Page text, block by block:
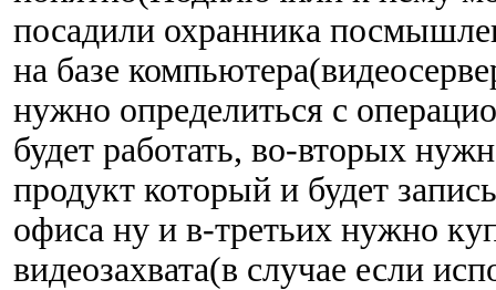
посадили охранника
на базе
нужно определиться с
будет работать, во-вторых
продукт который и будет
офиса ну и в-третьих нужно
видеозахвата(в случае если